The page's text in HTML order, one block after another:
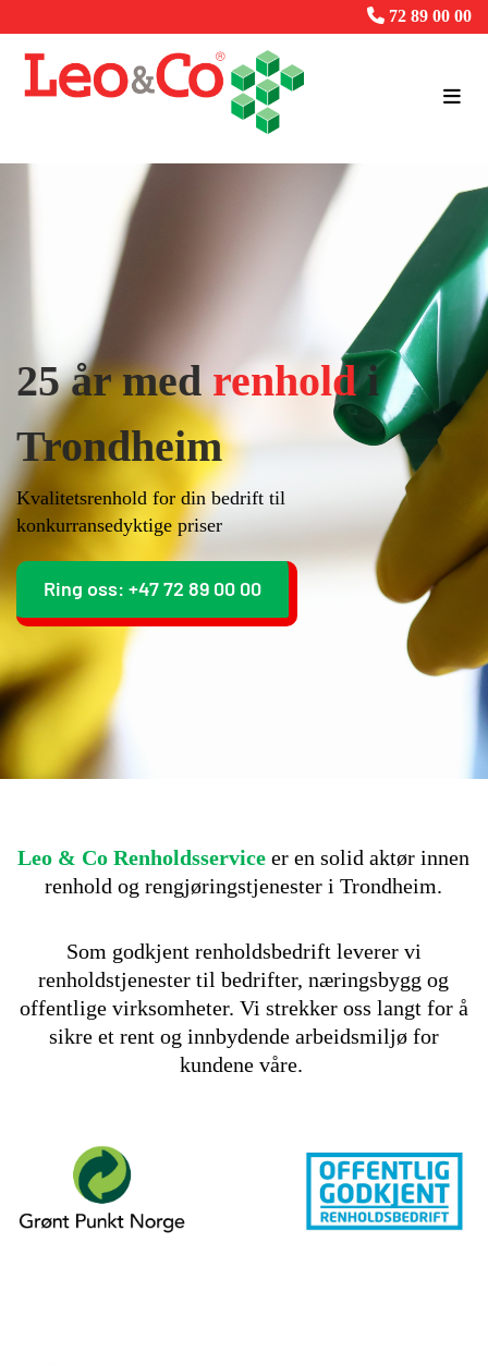
 72 89 00 00
25 år med renholdi
Trondheim
Kvalitetsrenhold for din bedrift til
konkurransedyktige priser
Ring oss: +47 72 89 00 00
Leo & Co Renholdsservice er en solid aktør innen
renhold og rengjøringstjenester i Trondheim.
Som godkjent renholdsbedrift leverer vi
renholdstjenester til bedrifter, næringsbygg og
offentlige virksomheter. Vi strekker oss langt for å
sikre et rent og innbydende arbeidsmiljø for
kundene våre.